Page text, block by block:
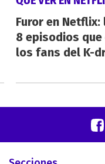
Furor en
8 episodios
los fans del K-